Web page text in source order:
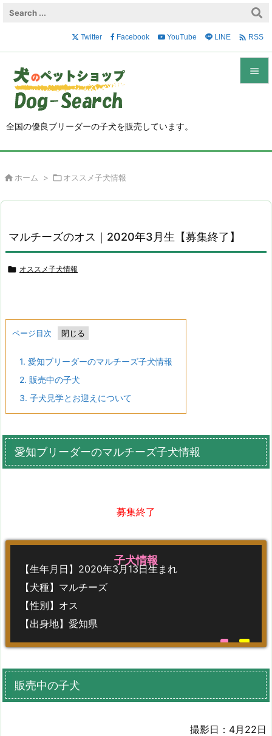
全国の優良ブリーダーの子犬を販売しています。

次へ
Twitter Facebook YouTube LINE  RSS
 ホーム > オススメ子犬情報
マルチーズのオス｜2020年3月生【募集終了】
 オススメ子犬情報
ページ目次
1. 愛知ブリーダーのマルチーズ子犬情報
2. 販売中の子犬
3. 子犬見学とお迎えについて
愛知ブリーダーのマルチーズ子犬情報
募集終了
子犬情報
【生年月日】2020年3月13日生まれ
【犬種】マルチーズ
【性別】オス
【出身地】愛知県
販売中の子犬
撮影日：4月22日